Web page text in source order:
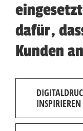
dafür,
Kunden
INSPIRIEREN